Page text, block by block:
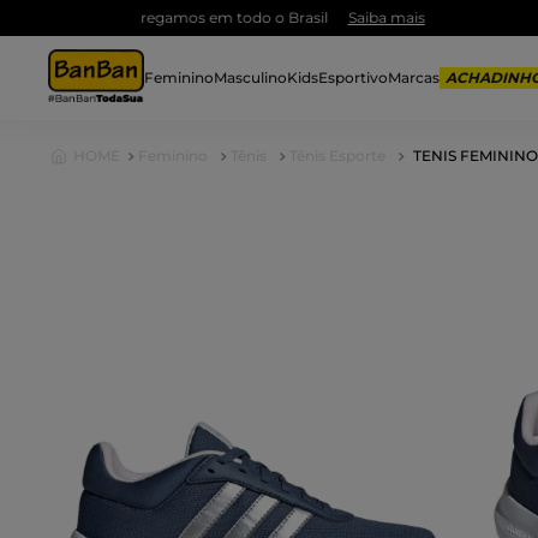
FemininoMasculinoKidsEsportivoMarcas
TENIS